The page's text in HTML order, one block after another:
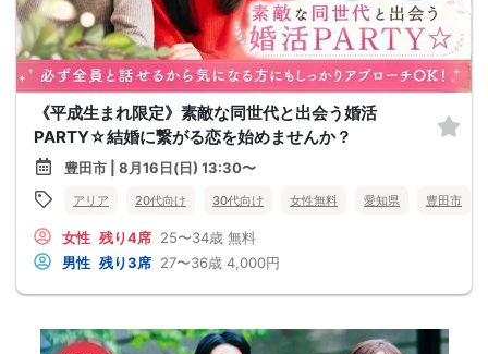
《平成生まれ限定》素敵な同世代と出会う婚活
PARTY☆結婚に繋がる恋を始めませんか？
豊田市 | 8月16日(日) 13:30〜
アリア 20代向け 30代向け 女性無料 愛知県 豊田市
女性 残り4席 25〜34歳 無料
男性 残り3席 27〜36歳 4,000円